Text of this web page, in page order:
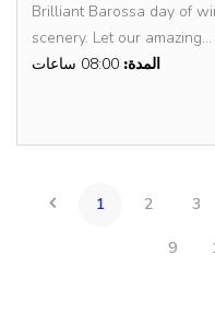
Brilliant Barossa day of
scenery. Let our amazing...
المدة:
1 2 3
9